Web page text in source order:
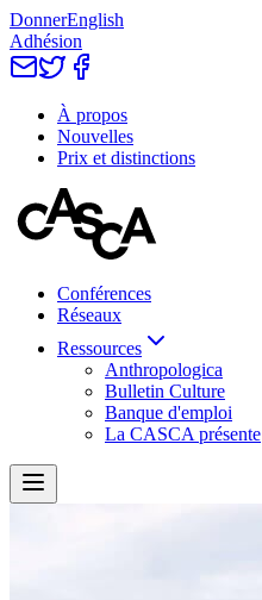
DonnerEnglish
Adhésion
À propos
Nouvelles
Prix et distinctions
Conférences
Réseaux
Ressources
Anthropologica
Bulletin Culture
Banque d'emploi
La CASCA présente